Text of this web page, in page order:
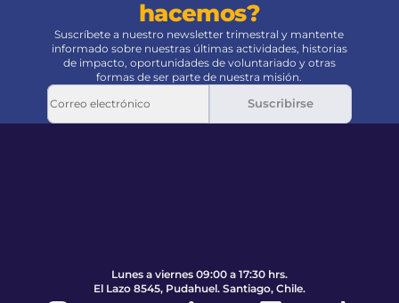
hacemos?
Suscríbete a nuestro newsletter trimestral y mantente
informado sobre nuestras últimas actividades, historias
de impacto, oportunidades de voluntariado y otras
formas de ser parte de nuestra misión.
Suscribirse
Lunes a viernes 09:00 a 17:30 hrs.
El Lazo 8545, Pudahuel. Santiago, Chile.